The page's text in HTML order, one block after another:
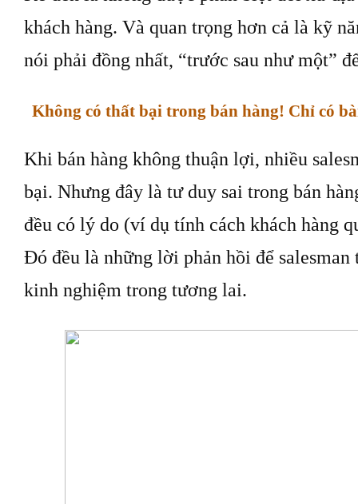
khách hàng. Và quan trọng hơn cả là kỹ
nói phải đồng nhất, “trước sau như một”
Không có thất bại trong bán hàng! Chỉ có
Khi bán hàng không thuận lợi, nhiều
bại. Nhưng đây là tư duy sai trong bán
đều có lý do (ví dụ tính cách khách hàng
Đó đều là những lời phản hồi để
kinh nghiệm trong tương lai.